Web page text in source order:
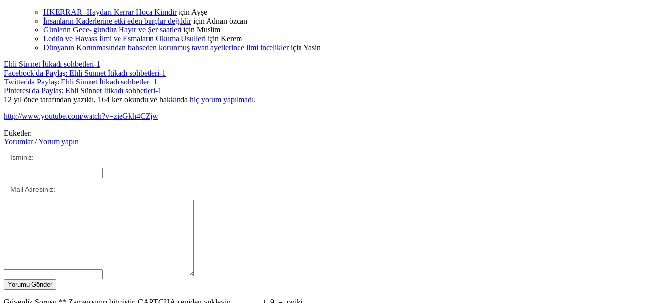
HKERRAR -Haydarı Kerrar Hoca Kimdiriçin Ayşe
İnsanların Kaderlerine etki eden burçlar değildiriçin Adnan özcan
Günlerin Gece- gündüz Hayır ve Şer saatleri için Muslim
Ledün ve Havass İlmi ve Esmaların Okuma Usulleri için Kerem
Dünyanın Korunmasından bahseden korunmuş tavan ayetlerinde ilmi incelikleriçin Yasin
Ehli Sünnet İtikadı sohbetleri-1
Facebook'da Paylaş: Ehli Sünnet İtikadı sohbetleri-1
Twitter'da Paylaş: Ehli Sünnet İtikadı sohbetleri-1
Pinterest'da Paylaş: Ehli Sünnet İtikadı sohbetleri-1
12 yıl önce tarafından yazıldı, 164 kez okundu ve hakkında hiç yorum yapılmadı.
http://www.youtube.com/watch?v=zieGkh4CZjw
Etiketler:
Yorumlar / Yorum yapın
İsminiz:
Mail Adresiniz: